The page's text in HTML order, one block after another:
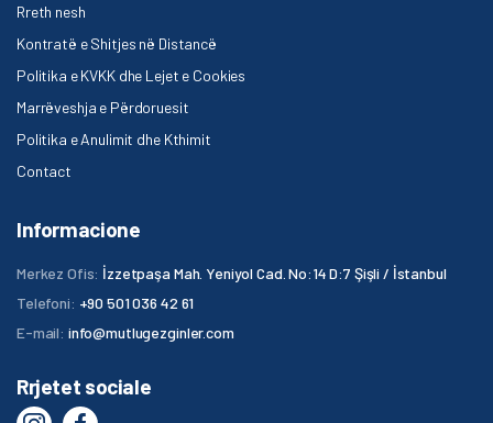
Rreth nesh
Kontratë e Shitjes në Distancë
Politika e KVKK dhe Lejet e Cookies
Marrëveshja e Përdoruesit
Politika e Anulimit dhe Kthimit
Contact
Informacione
Merkez Ofis: İzzetpaşa Mah. Yeniyol Cad. No:14 D:7 Şişli / İstanbul
Telefoni: +90 501 036 42 61
E-mail: info@mutlugezginler.com
Rrjetet sociale